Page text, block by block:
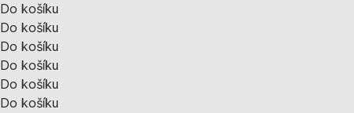
Do košíku
Do košíku
Do košíku
Do košíku
Do košíku
Do košíku